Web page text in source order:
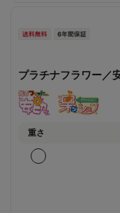
プラチナフラワー／
重さ